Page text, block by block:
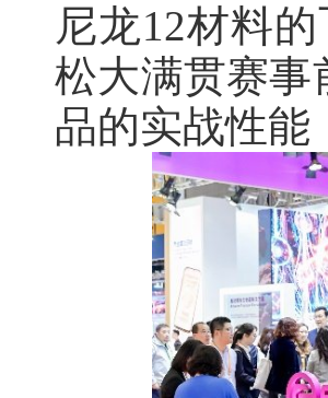
尼龙12材料
松大满贯赛事
品的实战性能